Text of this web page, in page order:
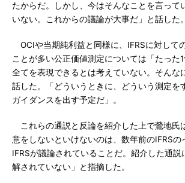
たからだ。しかし、今はそんなことを言って
いない。これからの議論が大事だ」と話した。
OCIや当期純利益と同様に、IFRSに対して
ことが多い公正価値測定については「たった
全てを表現できるとは考えていない。そんな
話した。「どういうときに、どういう測定を
ガイダンスを出す予定だ」。
これらの通説と反論を紹介した上で鶯地氏
意をしないといけないのは、数年前のIFRSの
IFRSが議論されていることだ。紹介した通説
解されていない」と指摘した。